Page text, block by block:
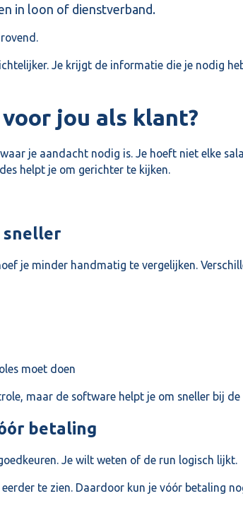
in loon of dienstverband.
Je krijgt de informatie die je nodig
jou als klant?
je aandacht nodig is. Je hoeft niet elke
helpt je om gerichter te kijken.
sneller
je minder handmatig te vergelijken.
moet doen
maar de software helpt je om sneller bij
betaling
Je wilt weten of de run logisch lijkt.
te zien. Daardoor kun je vóór betaling